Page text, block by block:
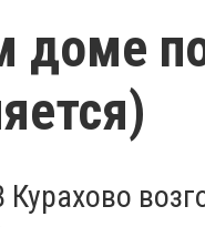
доме
Курахово